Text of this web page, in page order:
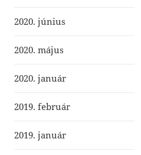
2020. június
2020. május
2020. január
2019. február
2019. január